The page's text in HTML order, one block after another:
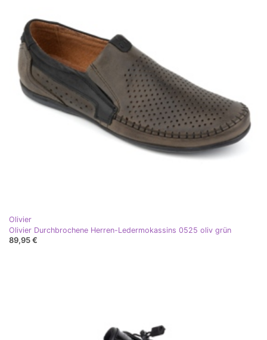
Olivier
Olivier Durchbrochene Herren-Ledermokassins 0525 oliv grün
89,95 €